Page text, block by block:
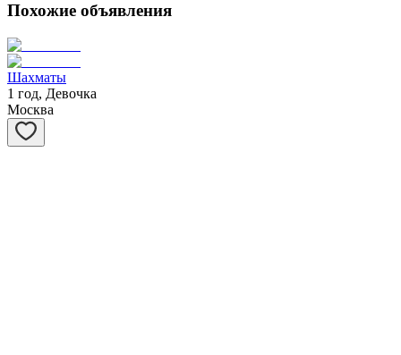
Похожие объявления
Шахматы
1 год, Девочка
Москва